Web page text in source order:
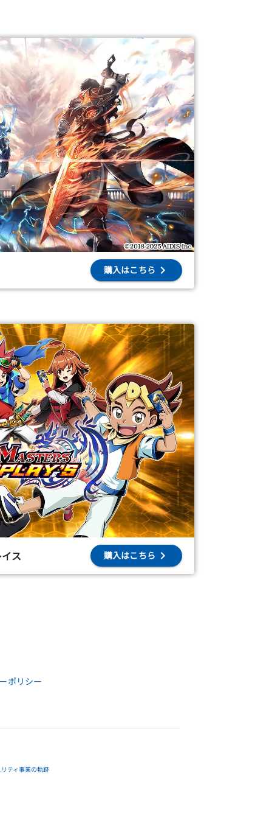
購入はこちら
ス 購入はこちら
ポリシー
ティ事業の軌跡